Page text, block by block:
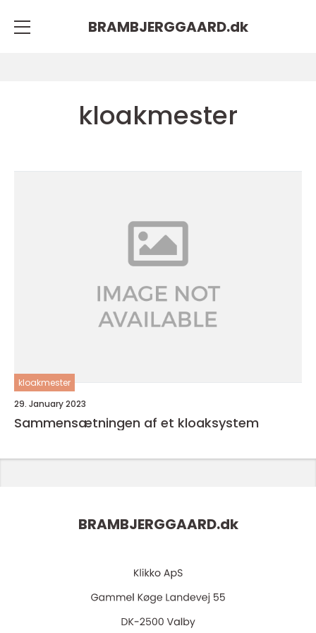
BRAMBJERGGAARD.dk
kloakmester
kloakmester
29. January 2023
Sammensætningen af et kloaksystem
BRAMBJERGGAARD.dk